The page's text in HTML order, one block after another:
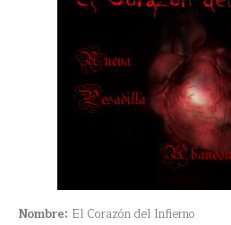
Nombre: El Corazón del Infierno